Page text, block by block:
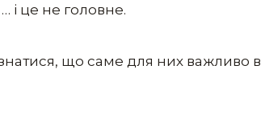
і це не головне.
що саме для них важливо в